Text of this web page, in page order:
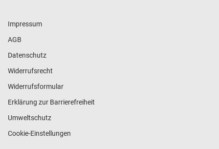
Impressum
AGB
Datenschutz
Widerrufsrecht
Widerrufsformular
Erklärung zur Barrierefreiheit
Umweltschutz
Cookie-Einstellungen